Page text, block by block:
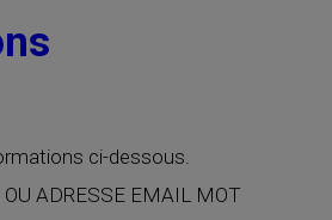
ci-dessous.
ADRESSE EMAIL MOT